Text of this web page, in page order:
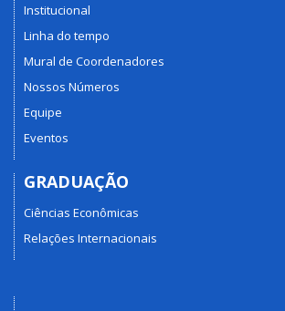
Institucional
Linha do tempo
Mural de Coordenadores
Nossos Números
Equipe
Eventos
GRADUAÇÃO
Ciências Econômicas
Relações Internacionais